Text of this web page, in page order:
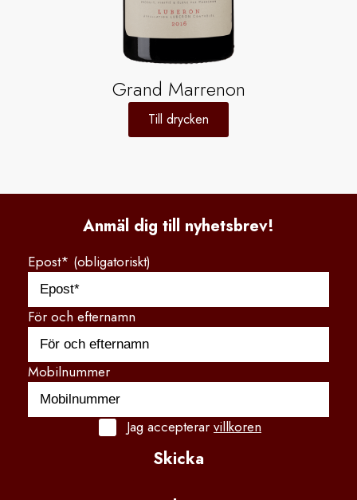
Grand Marrenon
Till drycken
Anmäl dig till nyhetsbrev!
Epost* (obligatoriskt)
För och efternamn
Mobilnummer
Jag accepterar villkoren
Skicka